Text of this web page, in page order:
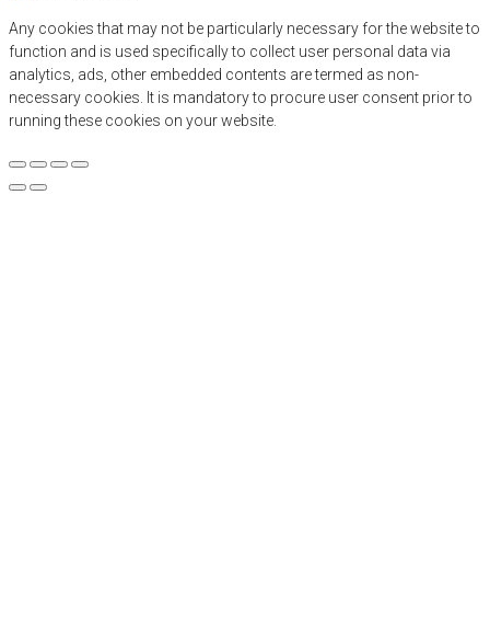
Any cookies that may not be particularly necessary for the website to
function and is used specifically to collect user personal data via
analytics, ads, other embedded contents are termed as non-
necessary cookies. It is mandatory to procure user consent prior to
running these cookies on your website.